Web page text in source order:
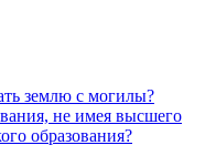
землю с могилы?
не имея высшего
образования?